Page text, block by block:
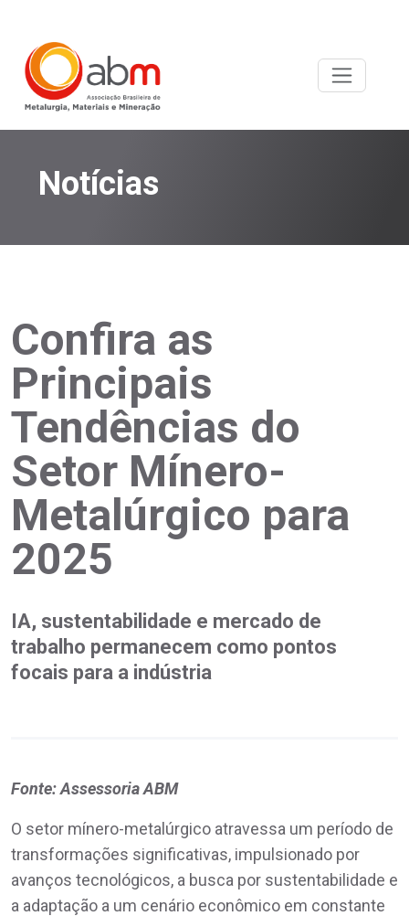
Notícias
Confira as
Principais
Tendências do
Setor Mínero-
Metalúrgico para
2025
IA, sustentabilidade e mercado de
trabalho permanecem como pontos
focais para a indústria
Fonte: Assessoria ABM
O setor mínero-metalúrgico atravessa um período de
transformações significativas, impulsionado por
avanços tecnológicos, a busca por sustentabilidade e
a adaptação a um cenário econômico em constante